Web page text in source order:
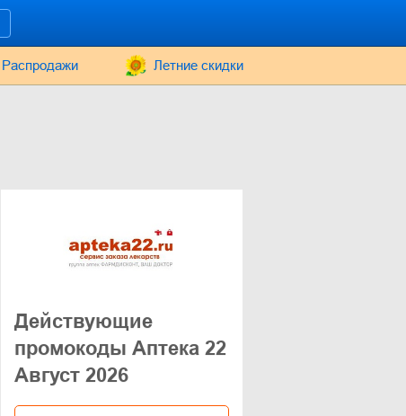
Распродажи Летние скидки
Действующие
промокоды Аптека 22
Август 2026